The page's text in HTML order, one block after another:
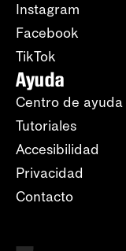
Instagram
Facebook
TikTok
Ayuda
Centro de ayuda
Tutoriales
Accesibilidad
Privacidad
Contacto